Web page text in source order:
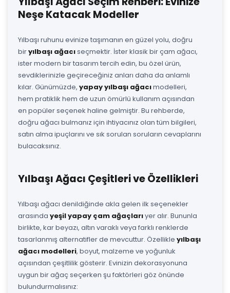
Neşe Katacak Modeller
Yılbaşı ruhunu evinize taşımanın en güzel yolu, doğru
biryılbaşı ağacıseçmektir. İster klasik bir çam ağacı,
ister modern bir tasarım tercih edin, bu özel ürün,
sevdiklerinizle geçireceğiniz anları daha da anlamlı
kılar. Günümüzde, yapay yılbaşı ağacımodelleri,
hem pratiklik hem de uzun ömürlü kullanım açısından
en popüler seçenek haline gelmiştir. Bu rehberde,
doğru ağacı bulmanız için ihtiyacınız olan tüm bilgileri,
satın alma ipuçlarını ve sık sorulan soruların cevaplarını
bulacaksınız.
Yılbaşı Ağacı Çeşitleri ve Özellikleri
Yılbaşı ağacı denildiğinde akla gelen ilk seçenekler
arasında yeşil yapay çam ağaçlarıyer alır. Bununla
birlikte, kar beyazı, altın varaklı veya farklı renklerde
tasarlanmış alternatifler de mevcuttur. Özellikle yılbaşı
ağacı modelleri, boyut, malzeme ve yoğunluk
açısından çeşitlilik gösterir. Evinizin dekorasyonuna
uygun bir ağaç seçerken şu faktörleri göz önünde
bulundurmalısınız: